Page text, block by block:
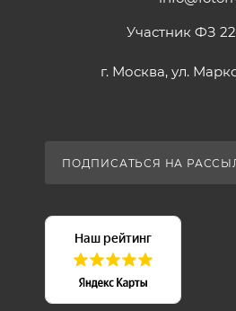
Участник ФЗ
г. Москва, ул.
ПОДПИСАТЬСЯ НА